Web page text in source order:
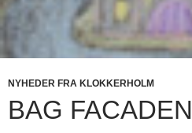
NYHEDER FRA KLOKKERHOLM
BAG FACADEN